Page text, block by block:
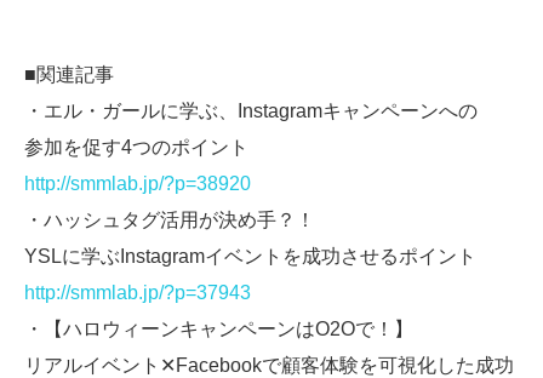
■関連記事
・エル・ガールに学ぶ、Instagramキャンペーンへの
参加を促す4つのポイント
http://smmlab.jp/?p=38920
・ハッシュタグ活用が決め手？！
YSLに学ぶInstagramイベントを成功させるポイント
http://smmlab.jp/?p=37943
・【ハロウィーンキャンペーンはO2Oで！】
リアルイベント✕Facebookで顧客体験を可視化した成功